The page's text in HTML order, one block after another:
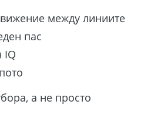
между линиите
пас
IQ
а не просто
още сега!